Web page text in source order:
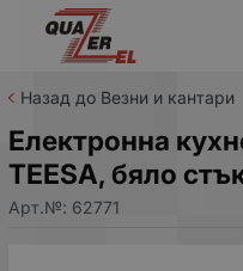
Назад до Везни и кантари
Електронна
TEESA, бяло
Арт.№: 62771